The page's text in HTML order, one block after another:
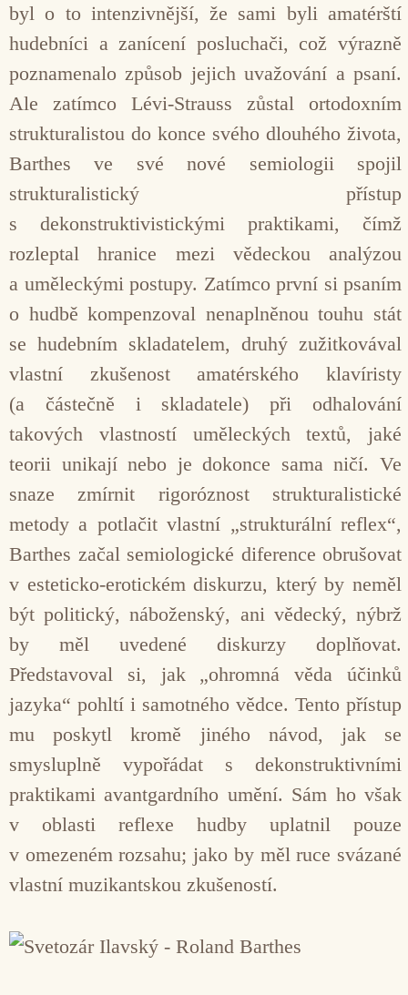
byl o to intenzivnější, že sami byli amatérští
hudebníci a zanícení posluchači, což výrazně
poznamenalo způsob jejich uvažování a psaní.
Ale zatímco Lévi-Strauss zůstal ortodoxním
strukturalistou do konce svého dlouhého života,
Barthes ve své nové semiologii spojil
strukturalistický přístup
s dekonstruktivistickými praktikami, čímž
rozleptal hranice mezi vědeckou analýzou
a uměleckými postupy. Zatímco první si psaním
o hudbě kompenzoval nenaplněnou touhu stát
se hudebním skladatelem, druhý zužitkovával
vlastní zkušenost amatérského klavíristy
(a částečně i skladatele) při odhalování
takových vlastností uměleckých textů, jaké
teorii unikají nebo je dokonce sama ničí. Ve
snaze zmírnit rigoróznost strukturalistické
metody a potlačit vlastní „strukturální reflex“,
Barthes začal semiologické diference obrušovat
v esteticko-erotickém diskurzu, který by neměl
být politický, náboženský, ani vědecký, nýbrž
by měl uvedené diskurzy doplňovat.
Představoval si, jak „ohromná věda účinků
jazyka“ pohltí i samotného vědce. Tento přístup
mu poskytl kromě jiného návod, jak se
smysluplně vypořádat s dekonstruktivními
praktikami avantgardního umění. Sám ho však
v oblasti reflexe hudby uplatnil pouze
v omezeném rozsahu; jako by měl ruce svázané
vlastní muzikantskou zkušeností.